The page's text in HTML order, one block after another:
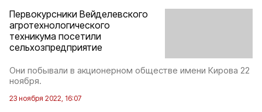
Первокурсники Вейделевского
агротехнологического
техникума посетили
сельхозпредприятие
Они побывали в акционерном обществе имени Кирова 22
ноября.
23 ноября 2022, 16:07